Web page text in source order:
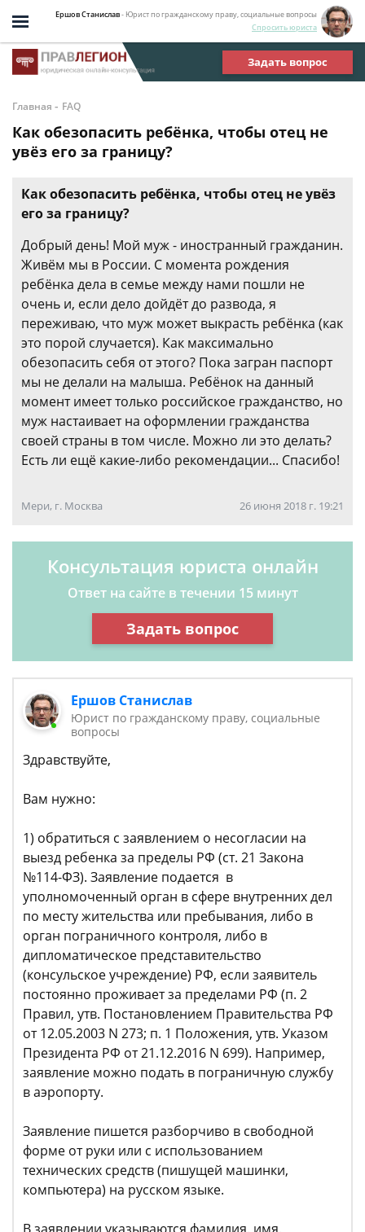
Ершов Станислав- Юрист по гражданскому праву, социальные вопросы
Спросить юриста
Задать вопрос
Главная - FAQ
Как обезопасить ребёнка, чтобы отец не
увёз его за границу?
Как обезопасить ребёнка, чтобы отец не увёз
его за границу?
Добрый день! Мой муж - иностранный гражданин.
Живём мы в России. С момента рождения
ребёнка дела в семье между нами пошли не
очень и, если дело дойдёт до развода, я
переживаю, что муж может выкрасть ребёнка (как
это порой случается). Как максимально
обезопасить себя от этого? Пока загран паспорт
мы не делали на малыша. Ребёнок на данный
момент имеет только российское гражданство, но
муж настаивает на оформлении гражданства
своей страны в том числе. Можно ли это делать?
Есть ли ещё какие-либо рекомендации... Спасибо!
Мери, г. Москва 26 июня 2018 г. 19:21
Консультация юриста онлайн
Ответ на сайте в течении 15 минут
Задать вопрос
Ершов Станислав
Юрист по гражданскому праву, социальные
вопросы
Здравствуйте,
Вам нужно:
1) обратиться с заявлением о несогласии на
выезд ребенка за пределы РФ (ст. 21 Закона
№114-ФЗ). Заявление подается в
уполномоченный орган в сфере внутренних дел
по месту жительства или пребывания, либо в
орган пограничного контроля, либо в
дипломатическое представительство
(консульское учреждение) РФ, если заявитель
постоянно проживает за пределами РФ (п. 2
Правил, утв. Постановлением Правительства РФ
от 12.05.2003 N 273; п. 1 Положения, утв. Указом
Президента РФ от 21.12.2016 N 699). Например,
заявление можно подать в пограничную службу
в аэропорту.
Заявление пишется разборчиво в свободной
форме от руки или с использованием
технических средств (пишущей машинки,
компьютера) на русском языке.